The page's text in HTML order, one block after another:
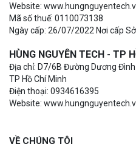
Website:
Mã số thuế: 0110073138
Ngày cấp: 26/07/2022 Nơi cấp
HÙNG NGUYÊN TECH - TP
Địa chỉ: D7/6B Đường Dương Đình
TP Hồ Chí Minh
Điện thoại: 0934616395
Website:
VỀ CHÚNG TÔI